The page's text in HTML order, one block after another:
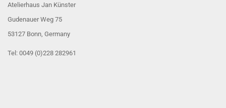
Atelierhaus Jan Künster
Gudenauer Weg 75
53127 Bonn, Germany
Tel: 0049 (0)228 282961